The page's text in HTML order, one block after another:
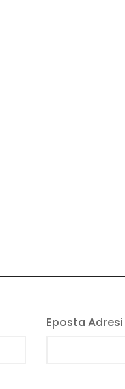
Eposta